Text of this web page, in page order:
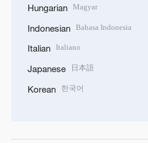
Hungarian Magyar
Indonesian Bahasa Indonesia
Italian Italiano
Japanese 日本語
Korean 한국어